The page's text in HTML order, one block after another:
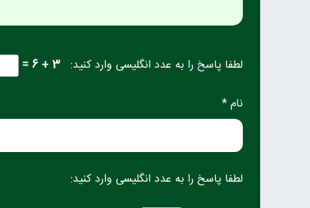
لطفا پاسخ را به عدد انگلیسی وارد کنید: 3 + 6 =
نام *
لطفا پاسخ را به عدد انگلیسی وارد کنید: